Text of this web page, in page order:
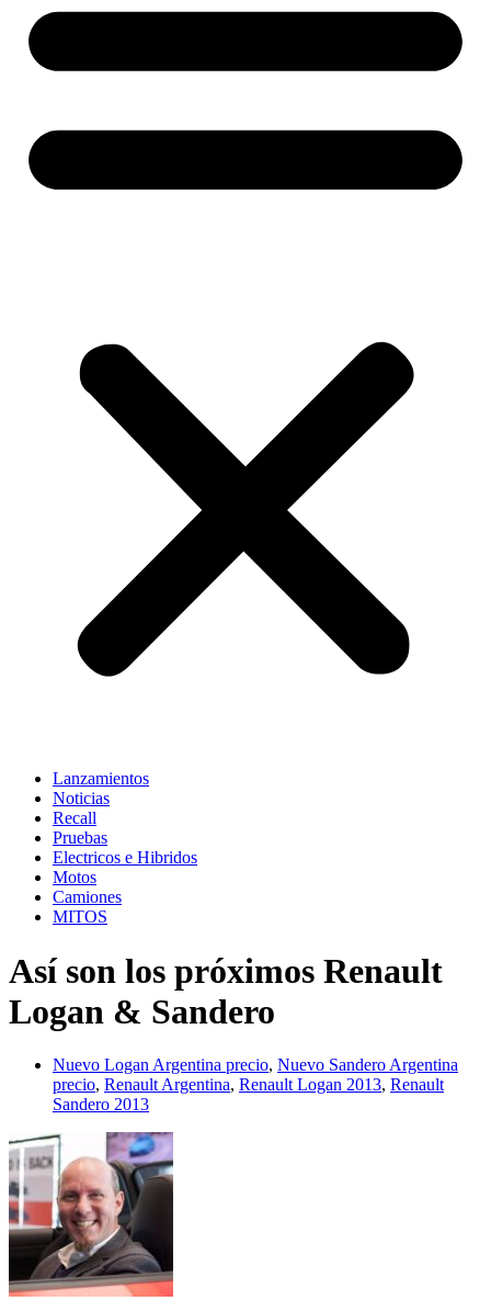
Lanzamientos
Noticias
Recall
Pruebas
Electricos e Hibridos
Motos
Camiones
MITOS
Así son los próximos Renault
Logan & Sandero
Nuevo Logan Argentina precio, Nuevo Sandero Argentina
precio, Renault Argentina, Renault Logan 2013, Renault
Sandero 2013